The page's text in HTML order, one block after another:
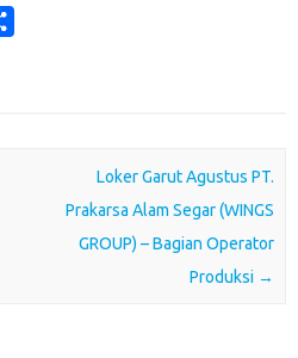
Loker Garut Agustus PT.
Prakarsa Alam Segar (WINGS
GROUP) – Bagian Operator
Produksi →